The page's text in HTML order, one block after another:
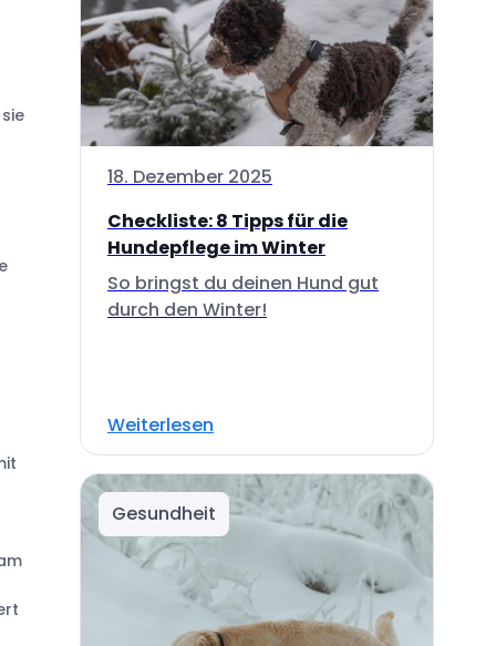
18. Dezember 2025
Checkliste: 8 Tipps für die
Hundepflege im Winter
So bringst du deinen Hund gut
durch den Winter!
Weiterlesen
Gesundheit